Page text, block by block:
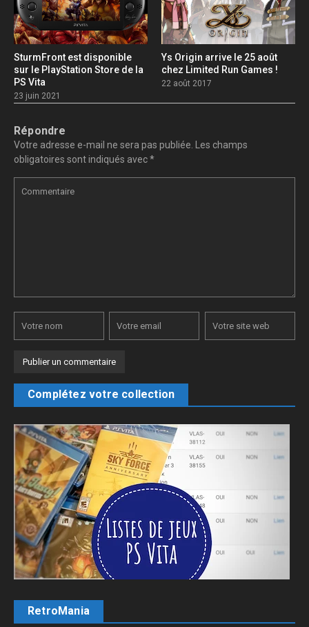
SturmFront est disponible
sur le PlayStation Store de la
PS Vita
23 juin 2021
Ys Origin arrive le 25 août
chez Limited Run Games !
22 août 2017
Répondre
Votre adresse e-mail ne sera pas publiée. Les champs
obligatoires sont indiqués avec*
Complétez votre collection
RetroMania